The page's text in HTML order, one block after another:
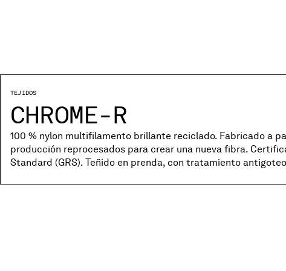
TEJIDOS
CHROME-R
100 % nylon multifilamento brillante reciclado. Fabricado a
producción reprocesados para crear una nueva fibra.
Standard (GRS). Teñido en prenda, con tratamiento